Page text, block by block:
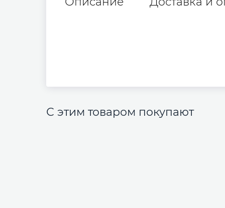
С этим товаром покупают